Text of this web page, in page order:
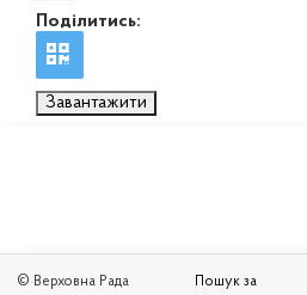
Поділитись:
Завантажити
© Верховна Рада
Пошук за